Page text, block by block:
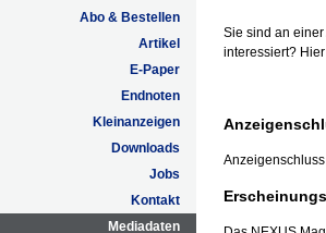
Abo & Bestellen
Artikel
E-Paper
Endnoten
Kleinanzeigen
Downloads
Jobs
Kontakt
Mediadaten
Sie sind an
interessiert?